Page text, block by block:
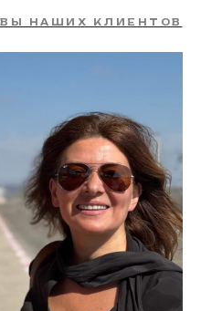
НАШИХ КЛИЕНТОВ